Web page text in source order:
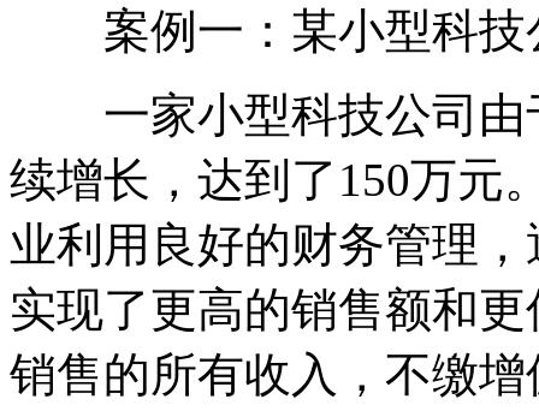
案例一：某小型科技
一家小型科技公司由
续增长，达到了150万元
业利用良好的财务管理
实现了更高的销售额和
销售的所有收入，不缴